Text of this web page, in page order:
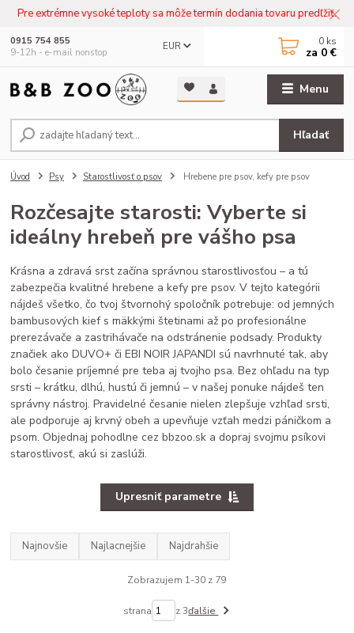
Pre extrémne vysoké teploty sa môže termín dodania tovaru predľžiť.
Menu
EUR
Hľadať
0915 754 855
9-12h - e-mail nonstop
0 ks
za 0 €
Úvod Psy Starostlivosť o psov Hrebene pre psov, kefy pre psov
Rozčesajte starosti: Vyberte si
ideálny hrebeň pre vášho psa
Krásna a zdravá srst začína správnou starostlivosťou – a tú
zabezpečia kvalitné hrebene a kefy pre psov. V tejto kategórii
nájdeš všetko, čo tvoj štvornohý spoločník potrebuje: od jemných
bambusových kief s mäkkými štetinami až po profesionálne
prerezávače a zastrihávače na odstránenie podsady. Produkty
značiek ako DUVO+ či EBI NOIR JAPANDI sú navrhnuté tak, aby
bolo česanie príjemné pre teba aj tvojho psa. Bez ohľadu na typ
srsti – krátku, dlhú, hustú či jemnú – v našej ponuke nájdeš ten
správny nástroj. Pravidelné česanie nielen zlepšuje vzhľad srsti,
ale podporuje aj krvný obeh a upevňuje vzťah medzi páničkom a
psom. Objednaj pohodlne cez bbzoo.sk a dopraj svojmu psíkovi
starostlivosť, akú si zaslúži.
Upresniť parametre
Najnovšie Najlacnejšie Najdrahšie
Zobrazujem 1-30 z 79
strana z 3ďalšie